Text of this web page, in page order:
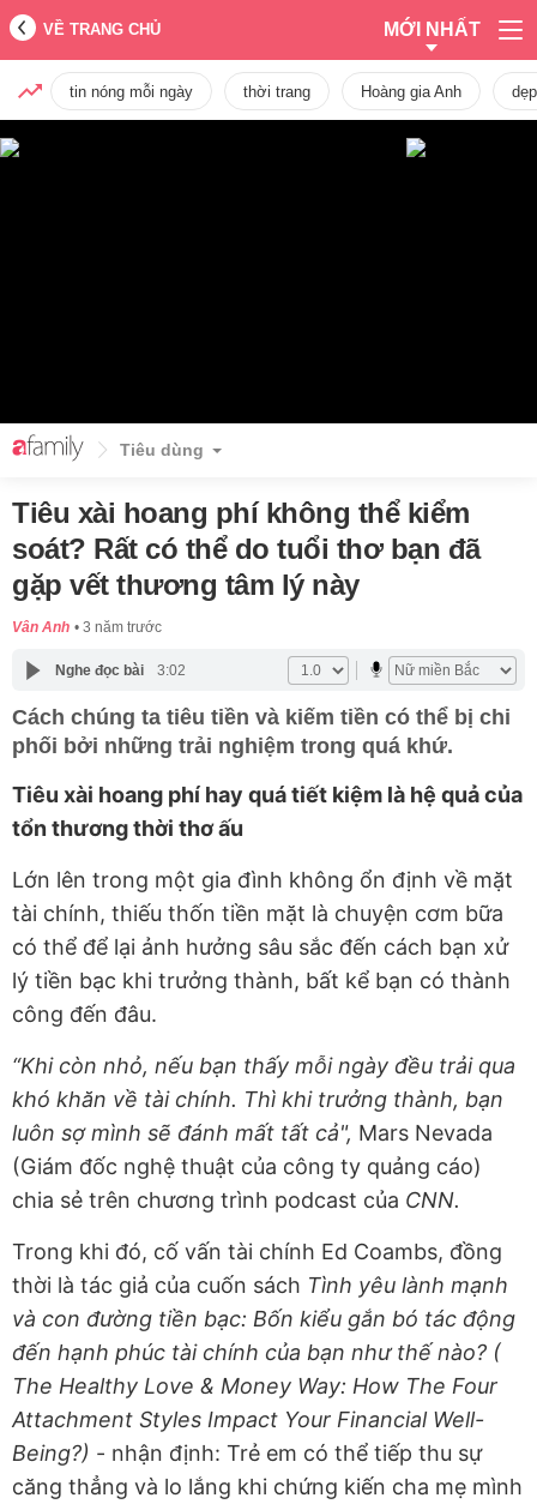
VỀ TRANG CHỦ MỚI NHẤT
tin nóng mỗi ngày thời trang Hoàng gia Anh dẹp
Tiêu dùng
Tiêu xài hoang phí không thể kiểm
soát? Rất có thể do tuổi thơ bạn đã
gặp vết thương tâm lý này
Vân Anh 3 năm trước
Nghe đọc bài 3:02
Cách chúng ta tiêu tiền và kiếm tiền có thể bị chi
phối bởi những trải nghiệm trong quá khứ.
Tiêu xài hoang phí hay quá tiết kiệm là hệ quả của
tổn thương thời thơ ấu
Lớn lên trong một gia đình không ổn định về mặt
tài chính, thiếu thốn tiền mặt là chuyện cơm bữa
có thể để lại ảnh hưởng sâu sắc đến cách bạn xử
lý tiền bạc khi trưởng thành, bất kể bạn có thành
công đến đâu.
“Khi còn nhỏ, nếu bạn thấy mỗi ngày đều trải qua
khó khăn về tài chính. Thì khi trưởng thành, bạn
luôn sợ mình sẽ đánh mất tất cả", Mars Nevada
(Giám đốc nghệ thuật của công ty quảng cáo)
chia sẻ trên chương trình podcast của CNN.
Trong khi đó, cố vấn tài chính Ed Coambs, đồng
thời là tác giả của cuốn sách Tình yêu lành mạnh
và con đường tiền bạc: Bốn kiểu gắn bó tác động
đến hạnh phúc tài chính của bạn như thế nào? (
The Healthy Love & Money Way: How The Four
Attachment Styles Impact Your Financial Well-
Being?) - nhận định: Trẻ em có thể tiếp thu sự
căng thẳng và lo lắng khi chứng kiến cha mẹ mình